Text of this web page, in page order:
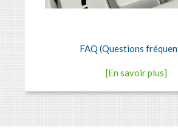
FAQ (Questions
[En savoir plus]